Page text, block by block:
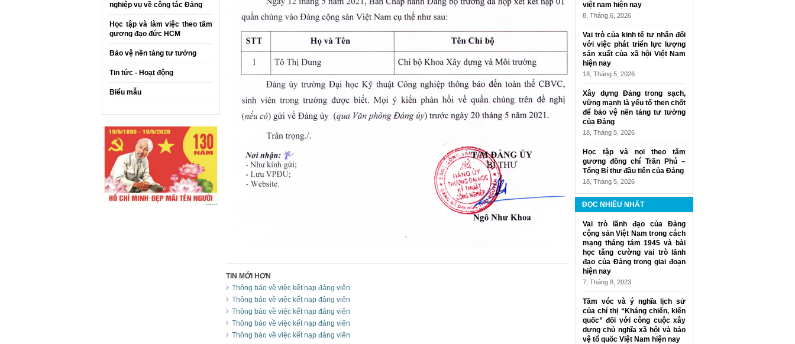
nghiệp vụ về công tác Đảng
Học tập và làm việc theo tấm
gương đạo đức HCM
Bảo vệ nền tảng tư tưởng
Tin tức - Hoạt động
Biểu mẫu
TIN MỚI HƠN
Thông báo về việc kết nạp đảng viên
Thông báo về việc kết nạp đảng viên
Thông báo về việc kết nạp đảng viên
Thông báo về việc kết nạp đảng viên
Thông báo về việc kết nạp đảng viên
việt nam hiện nay
8, Tháng 6, 2026
Vai trò của kinh tế tư nhân đối
với việc phát triển lực lượng
sản xuất của xã hội Việt Nam
hiện nay
18, Tháng 5, 2026
Xây dựng Đảng trong sạch,
vững mạnh là yếu tố then chốt
để bảo vệ nền tảng tư tưởng
của Đảng
18, Tháng 5, 2026
Học tập và noi theo tấm
gương đồng chí Trần Phú –
Tổng Bí thư đầu tiên của Đảng
18, Tháng 5, 2026
ĐỌC NHIỀU NHẤT
Vai trò lãnh đạo của Đảng
cộng sản Việt Nam trong cách
mạng tháng tám 1945 và bài
học tăng cường vai trò lãnh
đạo của Đảng trong giai đoạn
hiện nay
7, Tháng 8, 2023
Tầm vóc và ý nghĩa lịch sử
của chỉ thị “Kháng chiến, kiến
quốc” đối với công cuộc xây
dựng chủ nghĩa xã hội và bảo
vệ tổ quốc Việt Nam hiện nay